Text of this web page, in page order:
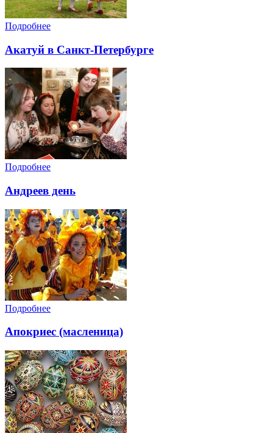
Подробнее
Акатуй в Санкт-Петербурге
Подробнее
Андреев день
Подробнее
Апокриес (масленица)